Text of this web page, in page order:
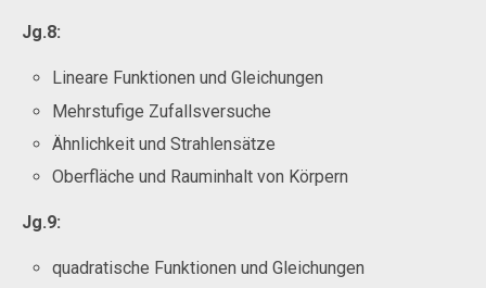
Jg.8:
Lineare Funktionen und Gleichungen
Mehrstufige Zufallsversuche
Ähnlichkeit und Strahlensätze
Oberfläche und Rauminhalt von Körpern
Jg.9:
quadratische Funktionen und Gleichungen